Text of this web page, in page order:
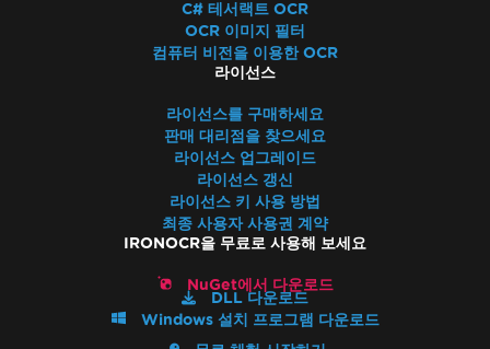
C# 테서랙트 OCR
OCR 이미지 필터
컴퓨터 비전을 이용한 OCR
라이선스
라이선스를 구매하세요
판매 대리점을 찾으세요
라이선스 업그레이드
라이선스 갱신
라이선스 키 사용 방법
최종 사용자 사용권 계약
IRONOCR을 무료로 사용해 보세요
NuGet에서 다운로드
DLL 다운로드
Windows 설치 프로그램 다운로드